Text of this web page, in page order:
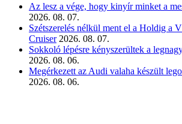
Az lesz a vége, hogy kinyír minket a
2026. 08. 07.
Szétszerelés nélkül ment el a Holdig a
Cruiser 2026. 08. 07.
Sokkoló lépésre kényszerültek a
2026. 08. 06.
Megérkezett az Audi valaha készült
2026. 08. 06.